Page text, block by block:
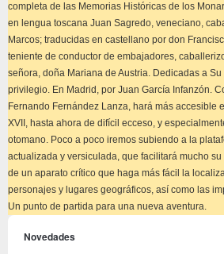
completa de las Memorias Históricas de los
en lengua toscana Juan Sagredo, veneciano,
Marcos; traducidas en castellano por don
teniente de conductor de embajadores,
señora, doña Mariana de Austria. Dedicadas a
privilegio. En Madrid, por Juan García Infanzón.
Fernando Fernández Lanza, hará más accesible
XVII, hasta ahora de difícil ecceso, y
otomano. Poco a poco iremos subiendo a la
actualizada y versiculada, que facilitará mucho
de un aparato crítico que haga más fácil la
personajes y lugares geográficos, así como las
Un punto de partida para una nueva aventura.
Novedades